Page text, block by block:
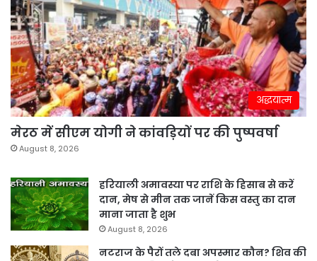
अद्धयात्म
मेरठ में सीएम योगी ने कांवड़ियों पर की पुष्पवर्षा
August 8, 2026
हरियाली अमावस्या पर राशि के हिसाब से करें
दान, मेष से मीन तक जानें किस वस्तु का दान
माना जाता है शुभ
August 8, 2026
नटराज के पैरों तले दबा अपस्मार कौन? शिव की